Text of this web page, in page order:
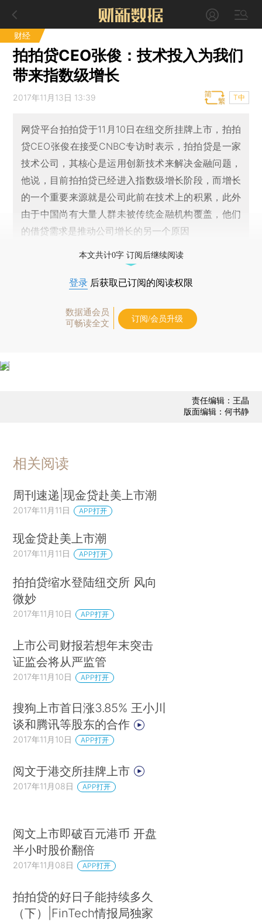
财经
拍拍贷CEO张俊：技术投入为我们
带来指数级增长
2017年11月13日 13:39 T中
网贷平台拍拍贷于11月10日在纽交所挂牌上市，拍拍
贷CEO张俊在接受CNBC专访时表示，拍拍贷是一家
技术公司，其核心是运用创新技术来解决金融问题，
他说，目前拍拍贷已经进入指数级增长阶段，而增长
的一个重要来源就是公司此前在技术上的积累，此外
由于中国尚有大量人群未被传统金融机构覆盖，他们
的借贷需求是推动公司增长的另一个原因
本文共计0字 订阅后继续阅读
登录 后获取已订阅的阅读权限
数据通会员
可畅读全文
订阅/会员升级
责任编辑：王晶
版面编辑：何书静
相关阅读
周刊速递|现金贷赴美上市潮
2017年11月11日 APP打开
现金贷赴美上市潮
2017年11月11日 APP打开
拍拍贷缩水登陆纽交所 风向
微妙
2017年11月10日 APP打开
上市公司财报若想年末突击
证监会将从严监管
2017年11月10日 APP打开
搜狗上市首日涨3.85% 王小川
谈和腾讯等股东的合作
2017年11月10日 APP打开
阅文于港交所挂牌上市
2017年11月08日 APP打开
阅文上市即破百元港币 开盘
半小时股价翻倍
2017年11月08日 APP打开
拍拍贷的好日子能持续多久
（下）|FinTech情报局独家